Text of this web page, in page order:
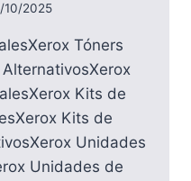
10/2025
Tóners
Kits de
Kits de
Unidades
Unidades de